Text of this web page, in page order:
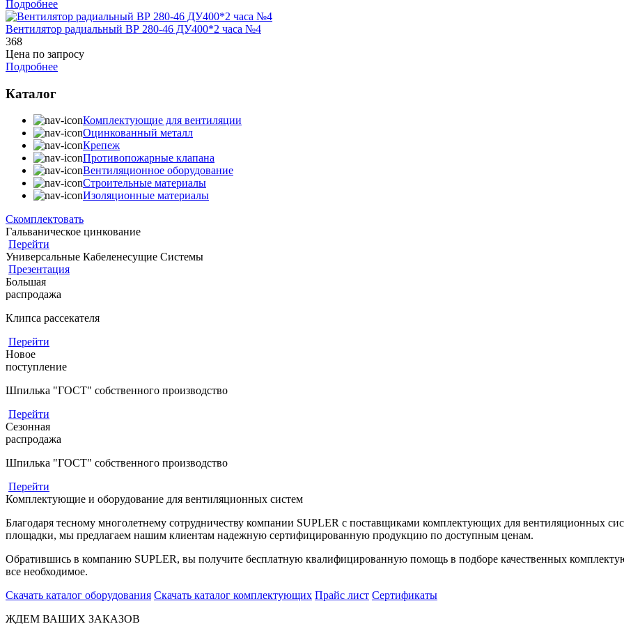
Подробнее
Вентилятор радиальный ВР 280-46 ДУ400*2 часа №4
368
Цена по запросу
Подробнее
Каталог
Комплектующие для вентиляции
Оцинкованный металл
Крепеж
Противопожарные клапана
Вентиляционное оборудование
Строительные материалы
Изоляционные материалы
Скомплектовать
Гальваническое цинкование
Перейти
Универсальные Кабеленесущие Системы
Презентация
Большая
распродажа
Клипса рассекателя
Перейти
Новое
поступление
Шпилька "ГОСТ" собственного производство
Перейти
Сезонная
распродажа
Шпилька "ГОСТ" собственного производство
Перейти
Комплектующие и оборудование для вентиляционных систем
Благодаря тесному многолетнему сотрудничеству компании SUPLER с поставщиками комплектующих для вентиляционных
площадки, мы предлагаем нашим клиентам надежную сертифицированную продукцию по доступным ценам.
Обратившись в компанию SUPLER, вы получите бесплатную квалифицированную помощь в подборе качественных
все необходимое.
Скачать каталог оборудования Скачать каталог комплектующих Прайс лист Сертификаты
ЖДЕМ ВАШИХ ЗАКАЗОВ